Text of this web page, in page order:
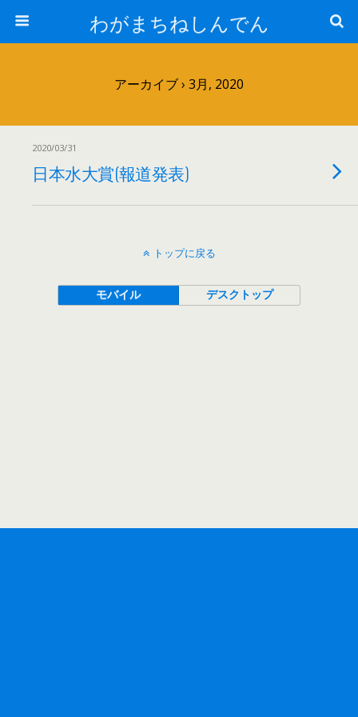
わがまちねしんでん
アーカイブ › 3月, 2020
2020/03/31
日本水大賞(報道発表)
トップに戻る
モバイル デスクトップ